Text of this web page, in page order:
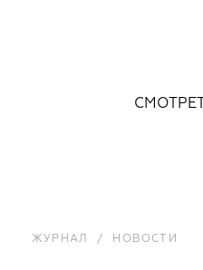
ЖУРНАЛ / НОВОСТИ